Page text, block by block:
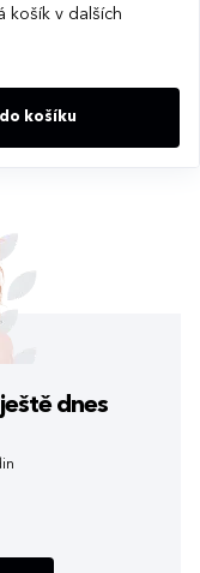
košík v dalších
košíku
ještě dnes